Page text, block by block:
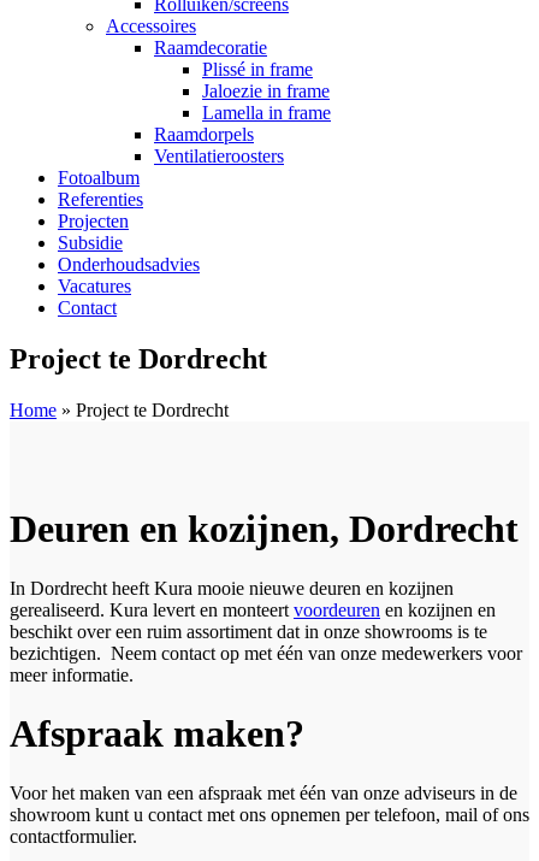
Rolluiken/screens
Accessoires
Raamdecoratie
Plissé in frame
Jaloezie in frame
Lamella in frame
Raamdorpels
Ventilatieroosters
Fotoalbum
Referenties
Projecten
Subsidie
Onderhoudsadvies
Vacatures
Contact
Project te Dordrecht
Home » Project te Dordrecht
Deuren en kozijnen, Dordrecht
In Dordrecht heeft Kura mooie nieuwe deuren en kozijnen
gerealiseerd. Kura levert en monteert voordeuren en kozijnen en
beschikt over een ruim assortiment dat in onze showrooms is te
bezichtigen. Neem contact op met één van onze medewerkers voor
meer informatie.
Afspraak maken?
Voor het maken van een afspraak met één van onze adviseurs in de
showroom kunt u contact met ons opnemen per telefoon, mail of ons
contactformulier.